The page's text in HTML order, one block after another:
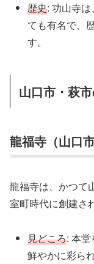
歴史: 功山寺
ても有名で、
す。
山口市・萩
龍福寺（山口
龍福寺は、かつて
室町時代に創建さ
見どころ: 本
鮮やかに彩ら